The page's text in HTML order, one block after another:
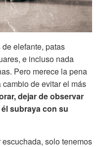
elefante, patas
e incluso nada
Pero merece la pena
de evitar el más
dejar de observar
subraya con su
solo tenemos